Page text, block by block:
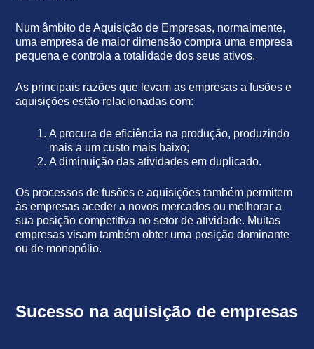
Num âmbito de Aquisição de Empresas, normalmente,
uma empresa de maior dimensão compra uma empresa
pequena e controla a totalidade dos seus ativos.
As principais razões que levam as empresas a fusões e
aquisições estão relacionadas com:
A procura de eficiência na produção, produzindo
mais a um custo mais baixo;
A diminuição das atividades em duplicado.
Os processos de fusões e aquisições também permitem
às empresas aceder a novos mercados ou melhorar a
sua posição competitiva no setor de atividade. Muitas
empresas visam também obter uma posição dominante
ou de monopólio.
Sucesso na aquisição de empresas